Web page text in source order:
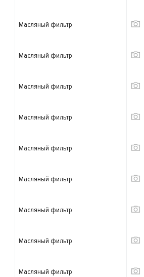
Масляный фильтр
Масляный фильтр
Масляный фильтр
Масляный фильтр
Масляный фильтр
Масляный фильтр
Масляный фильтр
Масляный фильтр
Масляный фильтр